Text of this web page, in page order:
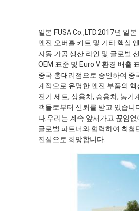
일본 FUSA Co.,LTD.2017년 일
엔진 오버홀 키트 및 기타 핵심
자동 가공 생산 라인 및 글로벌
OEM 표준 및 Euro V 환경 배출
중국 총대리점으로 승인하여 중
계적으로 유명한 엔진 부품의
전기 세트, 상용차, 승용차, 농기
객들로부터 신뢰를 받고 있습니
다.우리는 계속 앞서가고 끊임
글로벌 파트너와 협력하여 최첨
진심으로 희망합니다.